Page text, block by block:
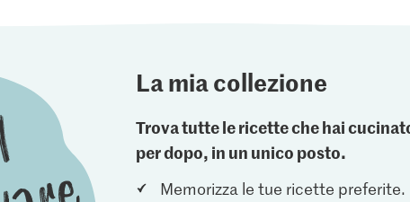
La mia collezione
Trova tutte le ricette che hai
per dopo, in un unico posto.
Memorizza le tue ricette preferite.